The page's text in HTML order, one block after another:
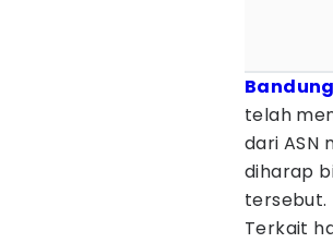
Bandung
telah
dari ASN
diharap
tersebut.
Terkait